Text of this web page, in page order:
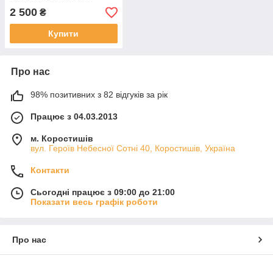
2 500 ₴
Купити
Про нас
98% позитивних з 82 відгуків за рік
Працює з 04.03.2013
м. Коростишів
вул. Героїв Небесної Сотні 40, Коростишів, Україна
Контакти
Сьогодні працює з 09:00 до 21:00
Показати весь графік роботи
Про нас